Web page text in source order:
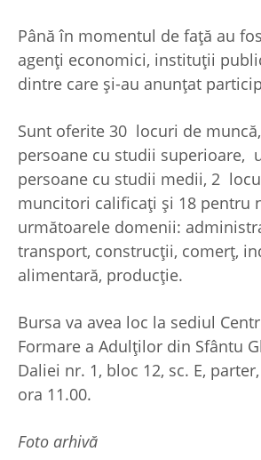
Până în momentul de faţă au
agenţi economici, instituţii
dintre care şi-au anunţat
Sunt oferite 30 locuri de
persoane cu studii superioare,
persoane cu studii medii, 2
muncitori calificaţi şi 18 pentru
următoarele domenii:
transport, construcţii, comerţ,
alimentară, producţie.
Bursa va avea loc la sediul
Formare a Adulţilor din Sfântu
Daliei nr. 1, bloc 12, sc. E,
ora 11.00.
Foto arhivă